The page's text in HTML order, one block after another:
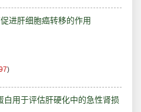
进肝细胞癌转移的作用
)
白用于评估肝硬化中的急性肾损